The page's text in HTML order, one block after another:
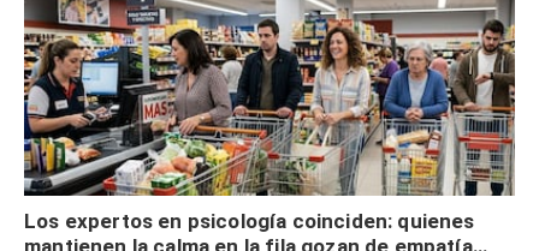
Los expertos en psicología coinciden: quienes
mantienen la calma en la fila gozan de empatía